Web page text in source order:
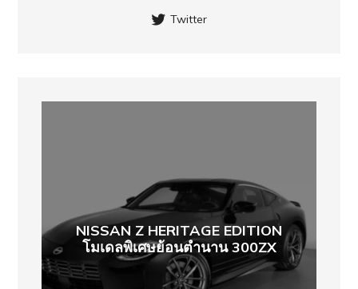
Twitter
NISSAN Z HERITAGE EDITION
โมเดลพิเศษย้อนตำนาน 300ZX